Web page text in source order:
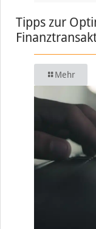
Tipps zur
Mehr